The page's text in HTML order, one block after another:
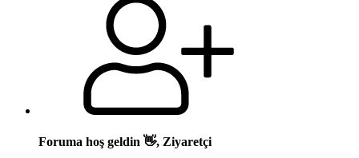
Foruma hoş geldin 👋, Ziyaretçi